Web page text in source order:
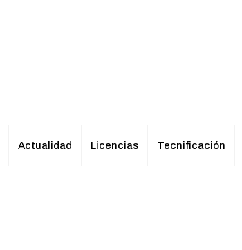
Actualidad Licencias Tecnificación